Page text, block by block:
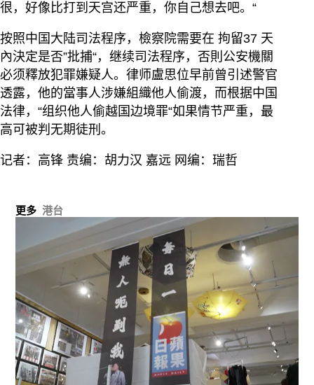
很，好像比打到天宫还严重，你自己想去吧。“
按照中国大陆司法程序，檢察院需要在 拘留37 天
內決定是否”批捕“，继续司法程序，否則公安機關
必须釋放犯罪嫌疑人。律师盧思位早前曾引述警官
透露，他的當事人涉嫌組織他人偷渡，而根据中国
法律，“组织他人偷越国边境罪“如果情节严重，最
高可被判无期徒刑。
记者：高锋 责编：胡力汉 嘉远 网编：瑞哲
更多 港台